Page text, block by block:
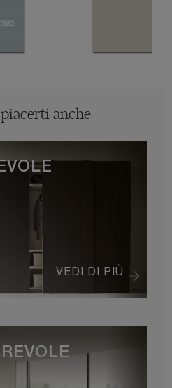
anche
VEDI DI PIÙ